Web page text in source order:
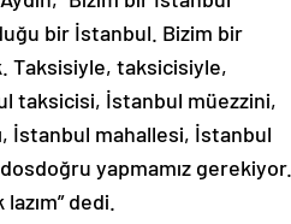
bir İstanbul. Bizim bir
Taksisiyle, taksicisiyle,
taksicisi, İstanbul müezzini,
İstanbul mahallesi, İstanbul
yapmamız gerekiyor.
dedi.